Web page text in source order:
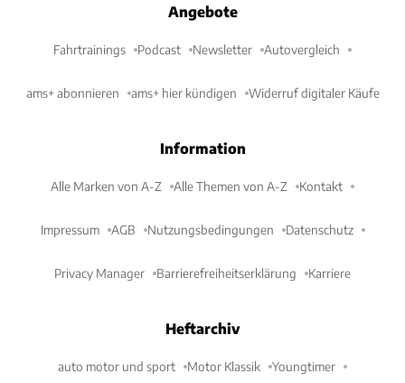
Angebote
Fahrtrainings Podcast Newsletter Autovergleich
ams+ abonnieren ams+ hier kündigen Widerruf digitaler Käufe
Information
Alle Marken von A-Z Alle Themen von A-Z Kontakt
Impressum AGB Nutzungsbedingungen Datenschutz
Privacy Manager Barrierefreiheitserklärung Karriere
Heftarchiv
auto motor und sport Motor Klassik Youngtimer